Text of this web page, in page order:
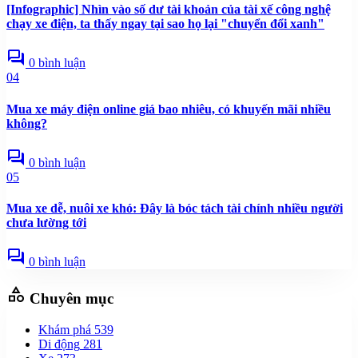
[Infographic] Nhìn vào số dư tài khoản của tài xế công nghệ
chạy xe điện, ta thấy ngay tại sao họ lại "chuyển đổi xanh"
forum 0 bình luận
04
Mua xe máy điện online giá bao nhiêu, có khuyến mãi nhiều
không?
forum 0 bình luận
05
Mua xe dễ, nuôi xe khó: Đây là bóc tách tài chính nhiều người
chưa lường tới
forum 0 bình luận
category Chuyên mục
Khám phá 539
Di động 281